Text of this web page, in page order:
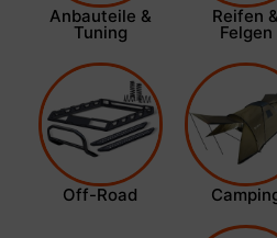
Anbauteile &
Tuning
Reifen &
Felgen
Off-Road